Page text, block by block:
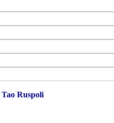
Tao Ruspoli